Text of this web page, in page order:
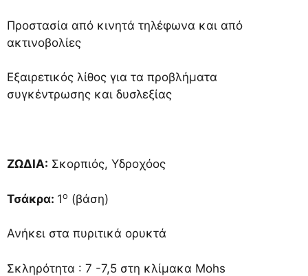
Προστασία από κινητά τηλέφωνα και από
ακτινοβολίες
Εξαιρετικός λίθος για τα προβλήματα
συγκέντρωσης και δυσλεξίας
ΖΩΔΙΑ: Σκορπιός, Υδροχόος
Τσάκρα: 1ο (βάση)
Ανήκει στα πυριτικά ορυκτά
Σκληρότητα : 7 -7,5 στη κλίμακα Mohs